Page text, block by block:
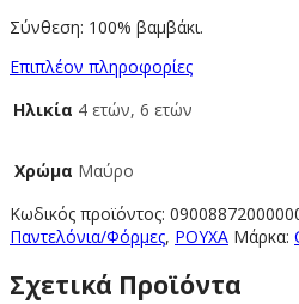
Σύνθεση: 100% βαμβάκι.
Επιπλέον πληροφορίες
Ηλικία 4 ετών, 6 ετών
Χρώμα Μαύρο
Κωδικός προϊόντος:
Παντελόνια/Φόρμες, ΡΟΥΧΑ Μάρκα:
Σχετικά Προϊόντα